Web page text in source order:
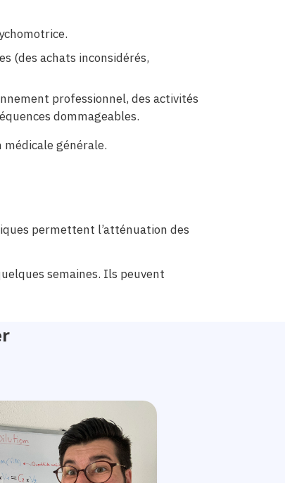
(des achats inconsidérés,
professionnel, des activités
dommageables.
générale.
permettent l’atténuation des
semaines. Ils peuvent